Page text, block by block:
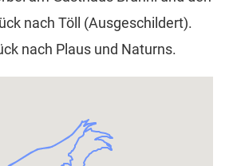
nach Töll (Ausgeschildert).
nach Plaus und Naturns.